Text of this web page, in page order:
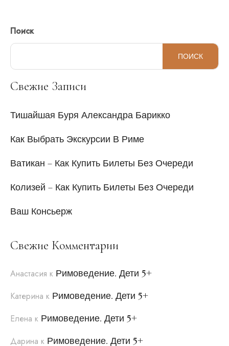
Поиск
ПОИСК
Свежие Записи
Тишайшая Буря Александра Барикко
Как Выбрать Экскурсии В Риме
Ватикан – Как Купить Билеты Без Очереди
Колизей – Как Купить Билеты Без Очереди
Ваш Консьерж
Свежие Комментарии
Анастасия к Римоведение. Дети 5+
Катерина к Римоведение. Дети 5+
Елена к Римоведение. Дети 5+
Дарина к Римоведение. Дети 5+